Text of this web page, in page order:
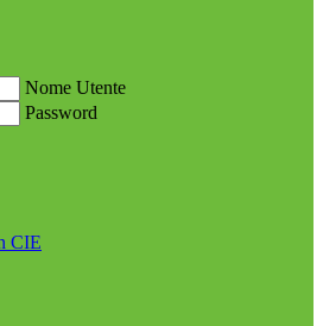
Nome Utente
Password
CIE